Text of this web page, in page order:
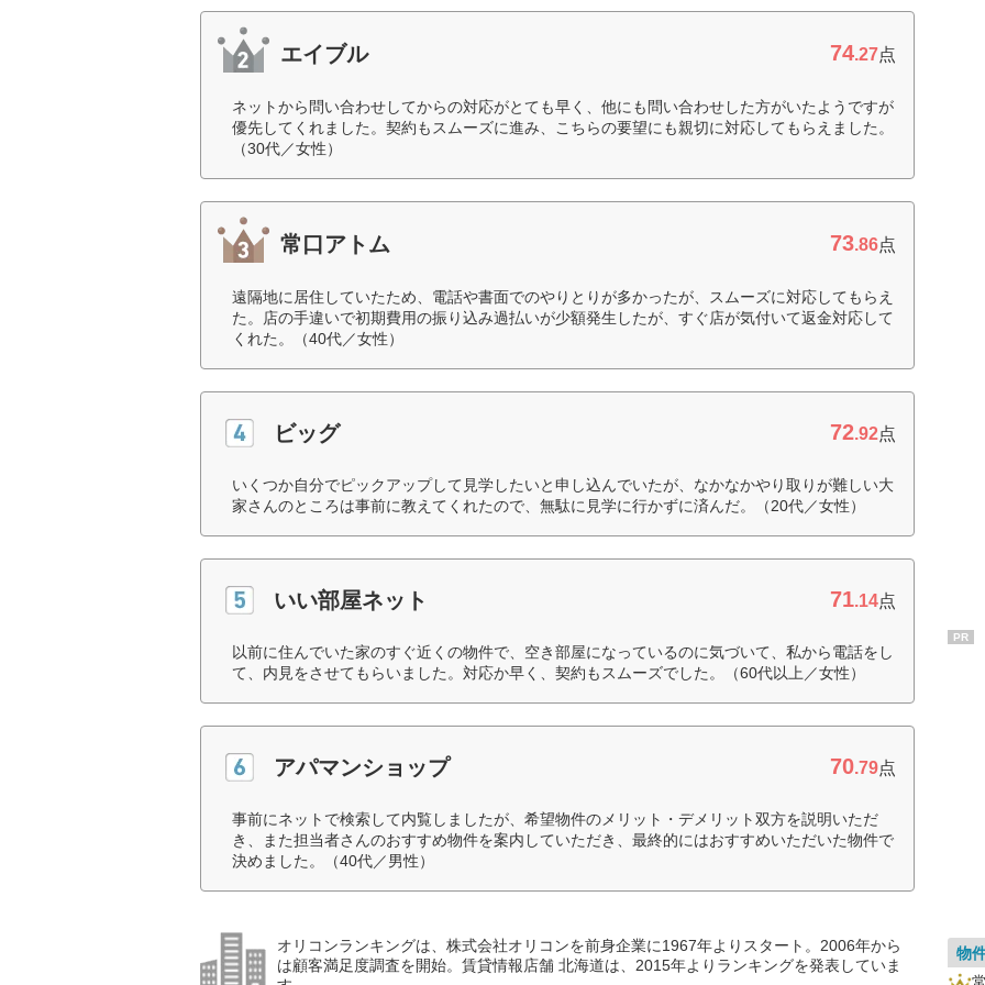
エイブル 74.27点
ネットから問い合わせしてからの対応がとても早く、他にも問い合わせした方がいたようですが
優先してくれました。契約もスムーズに進み、こちらの要望にも親切に対応してもらえました。
（30代／女性）
常口アトム 73.86点
遠隔地に居住していたため、電話や書面でのやりとりが多かったが、スムーズに対応してもらえ
た。店の手違いで初期費用の振り込み過払いが少額発生したが、すぐ店が気付いて返金対応して
くれた。（40代／女性）
ビッグ 72.92点
いくつか自分でピックアップして見学したいと申し込んでいたが、なかなかやり取りが難しい大
家さんのところは事前に教えてくれたので、無駄に見学に行かずに済んだ。（20代／女性）
いい部屋ネット 71.14点
以前に住んでいた家のすぐ近くの物件で、空き部屋になっているのに気づいて、私から電話をし
て、内見をさせてもらいました。対応か早く、契約もスムーズでした。（60代以上／女性）
アパマンショップ 70.79点
事前にネットで検索して内覧しましたが、希望物件のメリット・デメリット双方を説明いただ
き、また担当者さんのおすすめ物件を案内していただき、最終的にはおすすめいただいた物件で
決めました。（40代／男性）
オリコンランキングは、株式会社オリコンを前身企業に1967年よりスタート。2006年から
は顧客満足度調査を開始。賃貸情報店舗 北海道は、2015年よりランキングを発表していま
PR
物